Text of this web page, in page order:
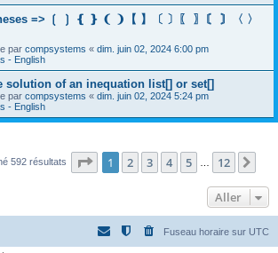
=> ❲ ❳ ❴ ❵ ❨ ❩【 】〔 〕〖 〗〘 〙〈 〉
par compsystems « dim. juin 02, 2024 6:00 pm
- English
solution of an inequation list[] or set[]
par compsystems « dim. juin 02, 2024 5:24 pm
- English
592 résultats Page 1sur12
1 2 3 4 5 12
Aller
Fuseau horaire sur UTC